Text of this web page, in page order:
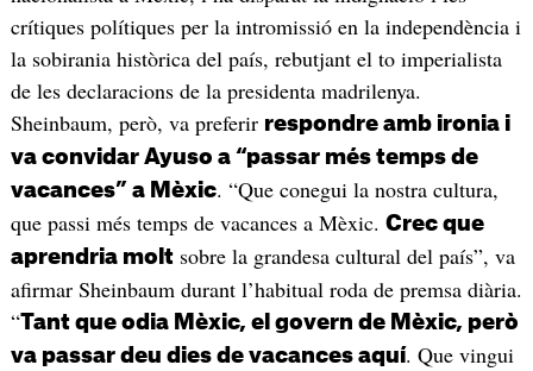
crítiques polítiques per la intromissió en la independència i
la sobirania històrica del país, rebutjant el to imperialista
de les declaracions de la presidenta madrilenya.
Sheinbaum, però, va preferir respondre amb ironia i
va convidar Ayuso a “passar més temps de
vacances” a Mèxic. “Que conegui la nostra cultura,
que passi més temps de vacances a Mèxic. Crec que
aprendria moltsobre la grandesa cultural del país”, va
afirmar Sheinbaum durant l’habitual roda de premsa diària.
“Tant que odia Mèxic, el govern de Mèxic, però
va passar deu dies de vacances aquí. Que vingui